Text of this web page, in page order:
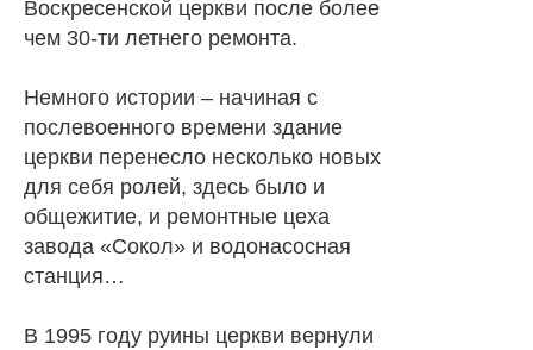
Воскресенской церкви после более
чем 30-ти летнего ремонта.
Немного истории – начиная с
послевоенного времени здание
церкви перенесло несколько новых
для себя ролей, здесь было и
общежитие, и ремонтные цеха
завода «Сокол» и водонасосная
станция…
В 1995 году руины церкви вернули